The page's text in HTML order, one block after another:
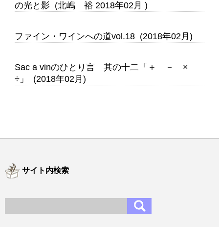
の光と影 (北嶋 裕 2018年02月 )
ファイン・ワインへの道vol.18 (2018年02月)
Sac a vinのひとり言 其の十二「＋ － ×
÷」 (2018年02月)
サイト内検索